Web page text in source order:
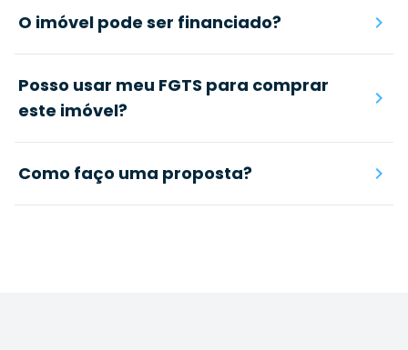
O imóvel pode ser financiado?
Posso usar meu FGTS para comprar
este imóvel?
Como faço uma proposta?